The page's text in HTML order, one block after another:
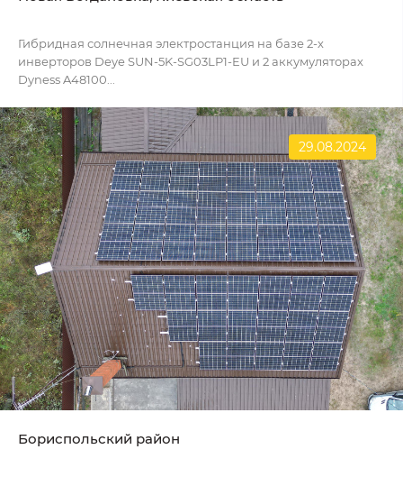
Гибридная солнечная электростанция на базе 2-х
инверторов Deye SUN-5K-SG03LP1-EU и 2 аккумуляторах
Dyness A48100...
29.08.2024
Бориспольский район